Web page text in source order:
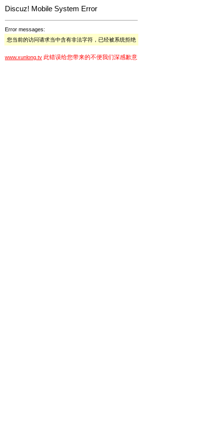
Discuz! Mobile System Error
Error messages:
您当前的访问请求当中含有非法字符，已经被系统拒绝
www.xunlong.tv 此错误给您带来的不便我们深感歉意